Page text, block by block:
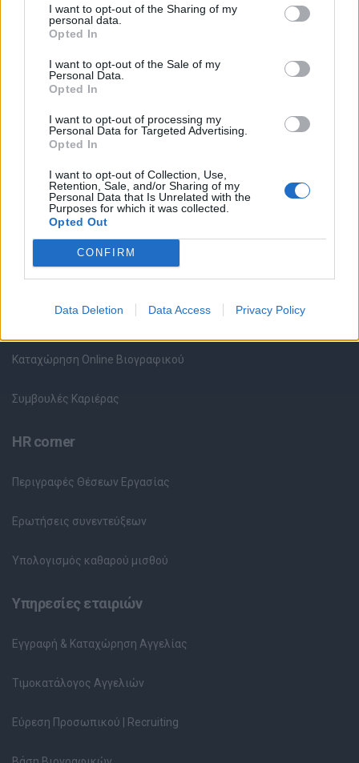
I want to opt-out of the Sharing of my
personal data.
Opted In
I want to opt-out of the Sale of my
Personal Data.
Opted In
I want to opt-out of processing my
Personal Data for Targeted Advertising.
Opted In
I want to opt-out of Collection, Use,
Retention, Sale, and/or Sharing of my
Personal Data that Is Unrelated with the
Purposes for which it was collected.
Opted Out
CONFIRM
Data Deletion Data Access Privacy Policy
Θέσεις εργασίας
Θέσεις Εργασίας ανά Ειδικότητα
Θέσεις Εργασίας ανά Εταιρεία
Κέντρο Βοήθειας
Υπηρεσίες υποψηφίων
Καταχώρηση Online Βιογραφικού
Συμβουλές Καριέρας
HR corner
Περιγραφές Θέσεων Εργασίας
Ερωτήσεις συνεντεύξεων
Υπολογισμός καθαρού μισθού
Υπηρεσίες εταιριών
Εγγραφή & Καταχώρηση Αγγελίας
Τιμοκατάλογος Αγγελιών
Εύρεση Προσωπικού | Recruiting